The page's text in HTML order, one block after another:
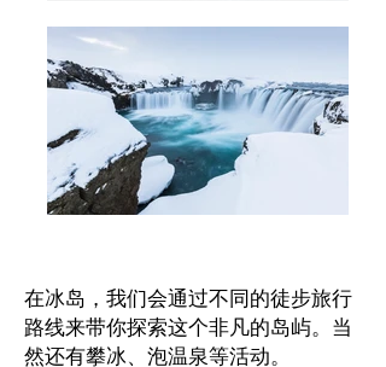
在冰岛，我们会通过不同的徒步旅行
路线来带你探索这个非凡的岛屿。当
然还有攀冰、泡温泉等活动。